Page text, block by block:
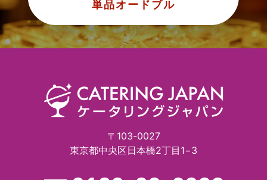
単品オードブル
〒103-0027
東京都中央区日本橋2丁目1−3